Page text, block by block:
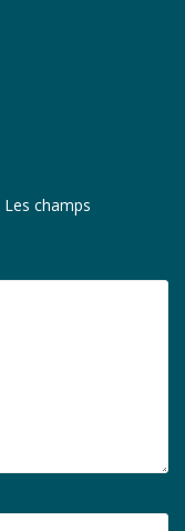
Les champs